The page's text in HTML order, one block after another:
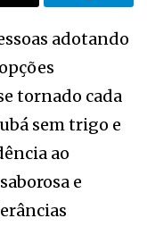
adotando
tornado cada
sem trigo e
ao
e